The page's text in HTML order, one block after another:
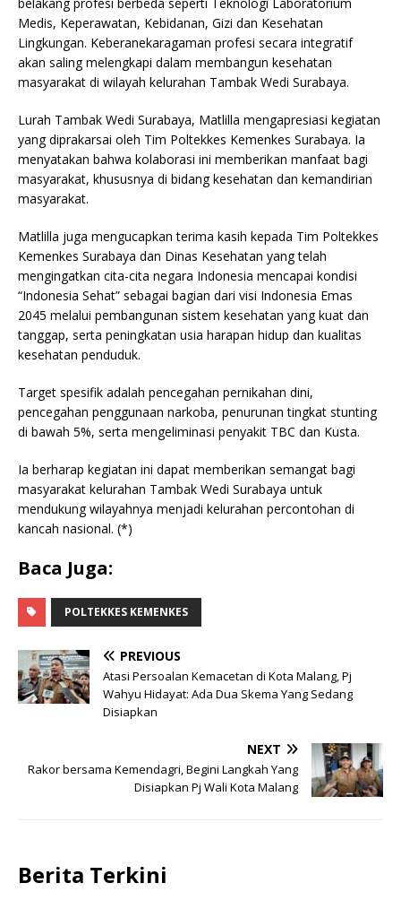
Medis, Keperawatan, Kebidanan, Gizi dan Kesehatan
Lingkungan. Keberanekaragaman profesi secara integratif
akan saling melengkapi dalam membangun kesehatan
masyarakat di wilayah kelurahan Tambak Wedi Surabaya.
Lurah Tambak Wedi Surabaya, Matlilla mengapresiasi kegiatan
yang diprakarsai oleh Tim Poltekkes Kemenkes Surabaya. Ia
menyatakan bahwa kolaborasi ini memberikan manfaat bagi
masyarakat, khususnya di bidang kesehatan dan kemandirian
masyarakat.
Matlilla juga mengucapkan terima kasih kepada Tim Poltekkes
Kemenkes Surabaya dan Dinas Kesehatan yang telah
mengingatkan cita-cita negara Indonesia mencapai kondisi
“Indonesia Sehat” sebagai bagian dari visi Indonesia Emas
2045 melalui pembangunan sistem kesehatan yang kuat dan
tanggap, serta peningkatan usia harapan hidup dan kualitas
kesehatan penduduk.
Target spesifik adalah pencegahan pernikahan dini,
pencegahan penggunaan narkoba, penurunan tingkat stunting
di bawah 5%, serta mengeliminasi penyakit TBC dan Kusta.
Ia berharap kegiatan ini dapat memberikan semangat bagi
masyarakat kelurahan Tambak Wedi Surabaya untuk
mendukung wilayahnya menjadi kelurahan percontohan di
kancah nasional. (*)
Baca Juga:
POLTEKKES KEMENKES
PREVIOUS
Atasi Persoalan Kemacetan di Kota Malang, Pj
Wahyu Hidayat: Ada Dua Skema Yang Sedang
Disiapkan
NEXT
Rakor bersama Kemendagri, Begini Langkah Yang
Disiapkan Pj Wali Kota Malang
Berita Terkini